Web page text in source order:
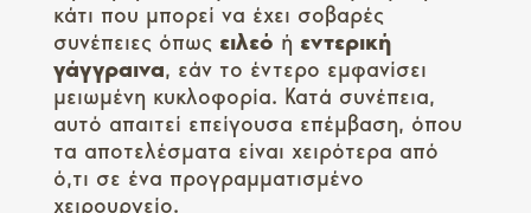
κάτι που μπορεί να έχει σοβαρές
συνέπειες όπως ειλεό ή εντερική
γάγγραινα, εάν το έντερο εμφανίσει
μειωμένη κυκλοφορία. Κατά συνέπεια,
αυτό απαιτεί επείγουσα επέμβαση, όπου
τα αποτελέσματα είναι χειρότερα από
ό,τι σε ένα προγραμματισμένο
χειρουργείο.